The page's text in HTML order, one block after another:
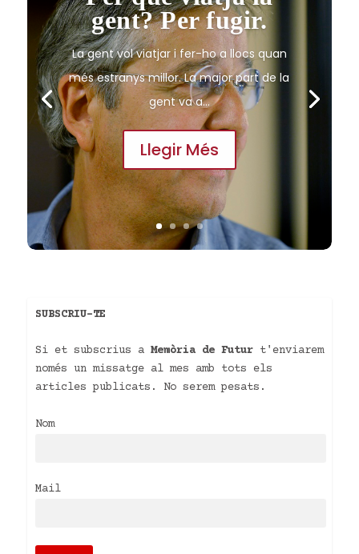
gent? Per fugir.
La gent vol viatjar i fer-ho a llocs quan
més estranys millor. La major part de la
gent va a...
Llegir Més
SUBSCRIU-TE
Si et subscrius a Memòria de Futurt'enviarem
només un missatge al mes amb tots els
articles publicats. No serem pesats.
Nom
Mail